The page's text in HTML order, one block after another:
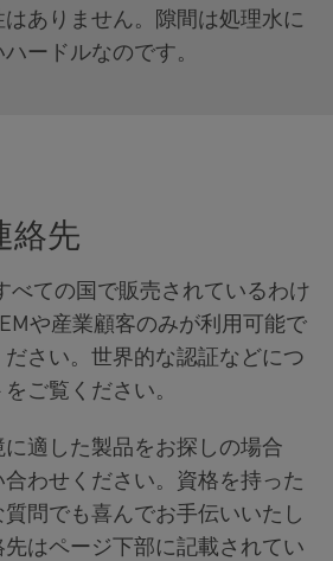
ありません。隙間は処理水に
ードルなのです。
絡先
べての国で販売されているわけ
や産業顧客のみが利用可能で
さい。世界的な認証などにつ
ご覧ください。
適した製品をお探しの場合
わせください。資格を持った
問でも喜んでお手伝いいたし
はページ下部に記載されてい